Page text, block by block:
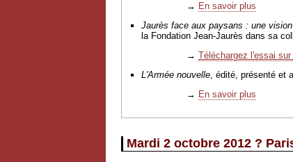
→ En savoir plus
Jaurès face aux paysans : une
la Fondation Jean-Jaurès dans sa
→ Téléchargez l'essai
L'Armée nouvelle, édité, présenté et
→ En savoir plus
Mardi 2 octobre 2012 ?